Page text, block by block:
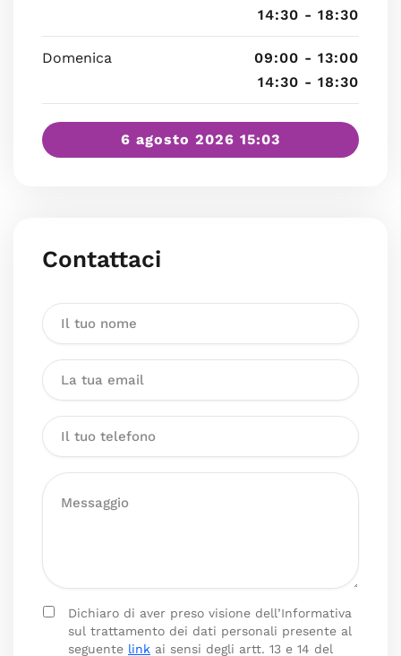
14:30 - 18:30
Domenica
09:00 - 13:00
14:30 - 18:30
6 agosto 2026 15:03
Contattaci
Dichiaro di aver preso visione dell’Informativa
sul trattamento dei dati personali presente al
seguente link ai sensi degli artt. 13 e 14 del